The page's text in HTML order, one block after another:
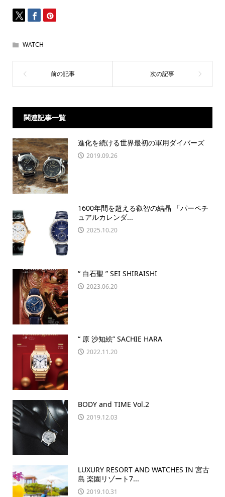
WATCH
関連記事一覧
進化を続ける世界最初の軍用ダイバーズ
2019.09.26
1600年間を超える叡智の結晶 「パーペチ
ュアルカレンダ...
2025.10.20
“ 白石聖 ” SEI SHIRAISHI
2023.06.20
“ 原 沙知絵” SACHIE HARA
2022.11.20
BODY and TIME Vol.2
2019.12.03
LUXURY RESORT AND WATCHES IN 宮古
島 楽園リゾート7...
2019.10.31